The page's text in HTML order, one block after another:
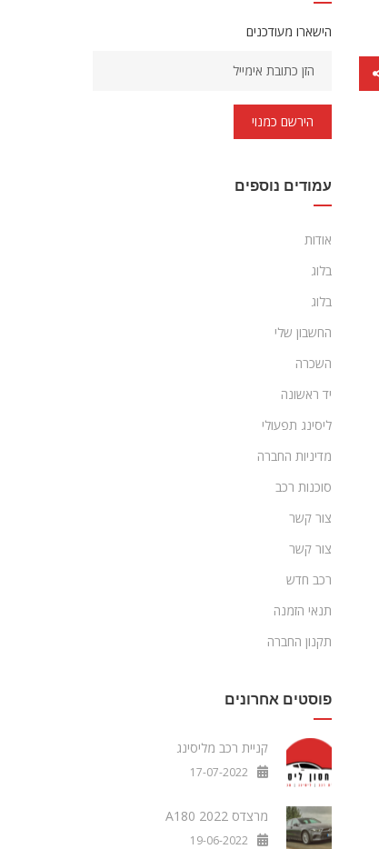
הישארו מעודכנים
הירשם כמנוי
עמודים נוספים
אודות
בלוג
בלוג
החשבון שלי
השכרה
יד ראשונה
ליסינג תפעולי
מדיניות החברה
סוכנות רכב
צור קשר
צור קשר
רכב חדש
תנאי הזמנה
תקנון החברה
פוסטים אחרונים
קניית רכב מליסינג
17-07-2022
מרצדס A180 2022
19-06-2022